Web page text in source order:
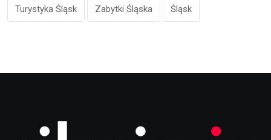
Turystyka Śląsk Zabytki Śląska Śląsk